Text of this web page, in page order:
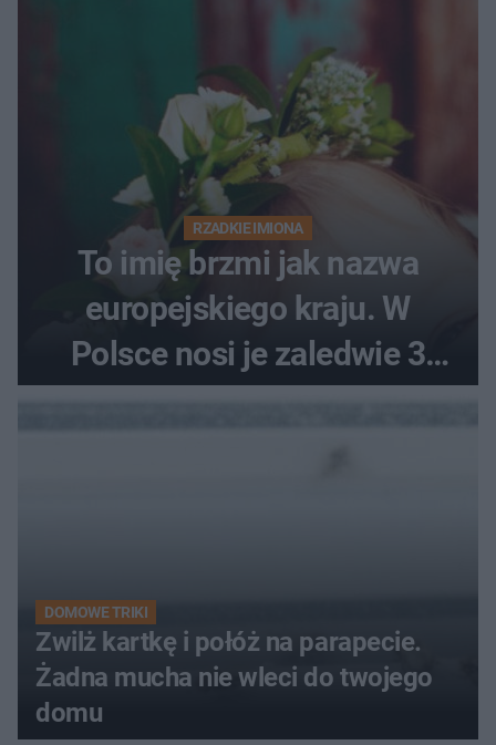
RZADKIE IMIONA
To imię brzmi jak nazwa
europejskiego kraju. W
Polsce nosi je zaledwie 3
DOMOWE TRIKI
Zwilż kartkę i połóż na parapecie.
Żadna mucha nie wleci do twojego
domu